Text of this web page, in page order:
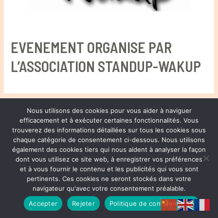
EVENEMENT ORGANISE PAR
L’ASSOCIATION STANDUP-WAKUP
® HENRI JOLI PARTNERS LTD. ALL RIGHTS RESERVED
Copyright © 2026 Henri Joli | 周易
Privacy Policy
Nous utilisons des cookies pour vous aider à naviguer
efficacement et à exécuter certaines fonctionnalités. Vous
trouverez des informations détaillées sur tous les cookies sous
chaque catégorie de consentement ci-dessous. Nous utilisons
également des cookies tiers qui nous aident à analyser la façon
dont vous utilisez ce site web, à enregistrer vos préférences
et à vous fournir le contenu et les publicités qui vous sont
pertinents. Ces cookies ne seront stockés dans votre
navigateur qu'avec votre consentement préalable.
Accepter
Rejeter Politique de confidentialité